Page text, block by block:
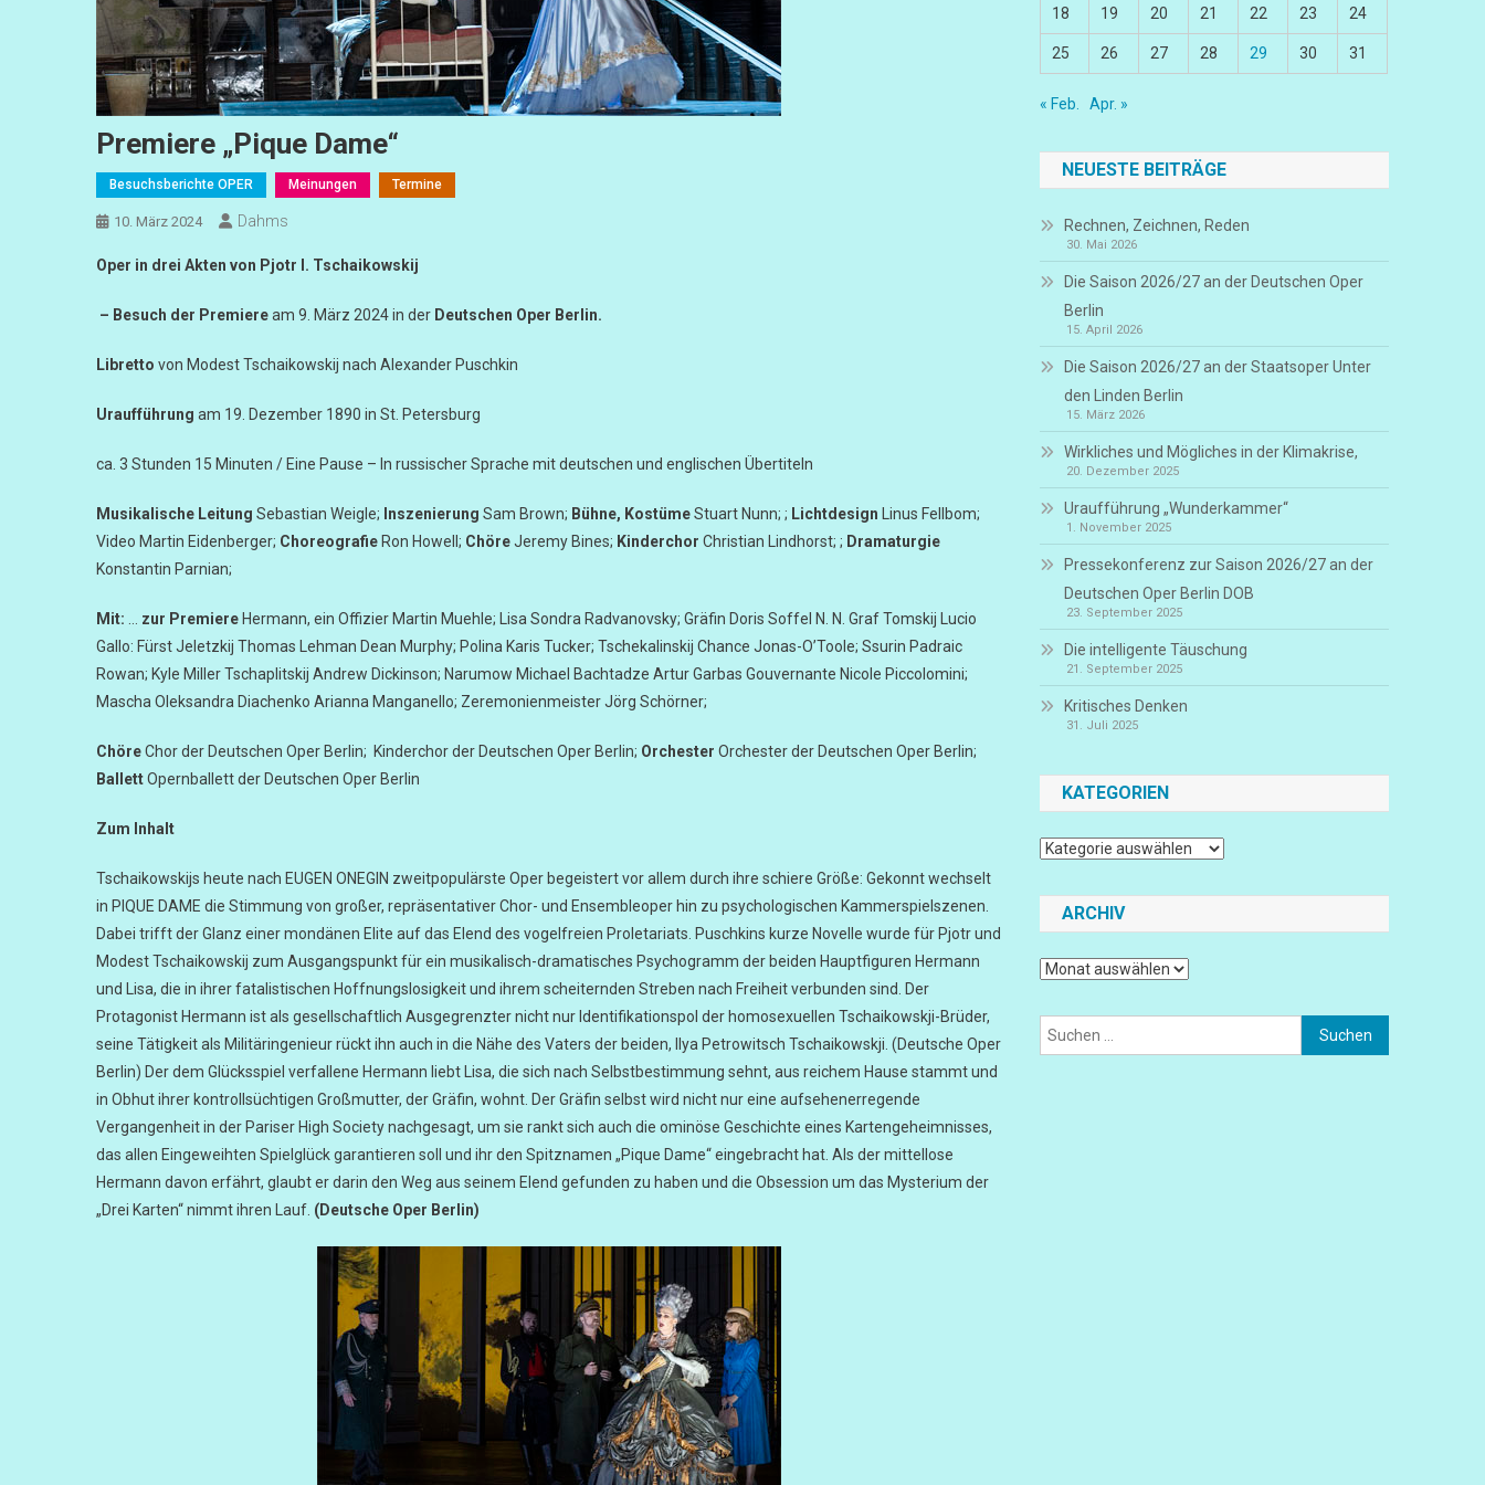
Premiere „Pique Dame“
Besuchsberichte OPER Meinungen Termine
10. März 2024 Dahms
Oper in drei Akten von Pjotr I. Tschaikowskij
– Besuch der Premieream 9. März 2024 in der Deutschen Oper Berlin.
Libretto von Modest Tschaikowskij nach Alexander Puschkin
Uraufführung am 19. Dezember 1890 in St. Petersburg
ca. 3 Stunden 15 Minuten / Eine Pause – In russischer Sprache mit deutschen und englischen Übertiteln
Musikalische Leitung Sebastian Weigle; Inszenierung Sam Brown; Bühne, KostümeStuart Nunn; ; Lichtdesign Linus Fellbom;
Video Martin Eidenberger; Choreografie Ron Howell; ChöreJeremy Bines; Kinderchor Christian Lindhorst; ; Dramaturgie
Konstantin Parnian;
Mit: zur Premiere Hermann, ein Offizier Martin Muehle; Lisa Sondra Radvanovsky; Gräfin Doris Soffel N. N. Graf Tomskij Lucio
Gallo: Fürst Jeletzkij Thomas Lehman Dean Murphy; Polina Karis Tucker; Tschekalinskij Chance Jonas-O’Toole; Ssurin Padraic
Rowan; Kyle Miller Tschaplitskij Andrew Dickinson; Narumow Michael Bachtadze Artur Garbas Gouvernante Nicole Piccolomini;
Mascha Oleksandra Diachenko Arianna Manganello; Zeremonienmeister Jörg Schörner;
ChöreChor der Deutschen Oper Berlin; Kinderchor der Deutschen Oper Berlin; Orchester Orchester der Deutschen Oper Berlin;
BallettOpernballett der Deutschen Oper Berlin
Zum Inhalt
Tschaikowskijs heute nach EUGEN ONEGIN zweitpopulärste Oper begeistert vor allem durch ihre schiere Größe: Gekonnt wechselt
in PIQUE DAME die Stimmung von großer, repräsentativer Chor- und Ensembleoper hin zu psychologischen Kammerspielszenen.
Dabei trifft der Glanz einer mondänen Elite auf das Elend des vogelfreien Proletariats. Puschkins kurze Novelle wurde für Pjotr und
Modest Tschaikowskij zum Ausgangspunkt für ein musikalisch-dramatisches Psychogramm der beiden Hauptfiguren Hermann
und Lisa, die in ihrer fatalistischen Hoffnungslosigkeit und ihrem scheiternden Streben nach Freiheit verbunden sind. Der
Protagonist Hermann ist als gesellschaftlich Ausgegrenzter nicht nur Identifikationspol der homosexuellen Tschaikowskji-Brüder,
seine Tätigkeit als Militäringenieur rückt ihn auch in die Nähe des Vaters der beiden, Ilya Petrowitsch Tschaikowskji. (Deutsche Oper
Berlin) Der dem Glücksspiel verfallene Hermann liebt Lisa, die sich nach Selbstbestimmung sehnt, aus reichem Hause stammt und
in Obhut ihrer kontrollsüchtigen Großmutter, der Gräfin, wohnt. Der Gräfin selbst wird nicht nur eine aufsehenerregende
Vergangenheit in der Pariser High Society nachgesagt, um sie rankt sich auch die ominöse Geschichte eines Kartengeheimnisses,
das allen Eingeweihten Spielglück garantieren soll und ihr den Spitznamen „Pique Dame“ eingebracht hat. Als der mittellose
Hermann davon erfährt, glaubt er darin den Weg aus seinem Elend gefunden zu haben und die Obsession um das Mysterium der
„Drei Karten“ nimmt ihren Lauf. (Deutsche Oper Berlin)
18 19 20 21 22 23 24
25 26 27 28 29 30 31
« Feb. Apr. »
NEUESTE BEITRÄGE
Rechnen, Zeichnen, Reden
30. Mai 2026
Die Saison 2026/27 an der Deutschen Oper
Berlin
15. April 2026
Die Saison 2026/27 an der Staatsoper Unter
den Linden Berlin
15. März 2026
Wirkliches und Mögliches in der Klimakrise,
20. Dezember 2025
Uraufführung „Wunderkammer“
1. November 2025
Pressekonferenz zur Saison 2026/27 an der
Deutschen Oper Berlin DOB
23. September 2025
Die intelligente Täuschung
21. September 2025
Kritisches Denken
31. Juli 2025
KATEGORIEN
Kategorien
ARCHIV
Archiv
Suchen
nach: